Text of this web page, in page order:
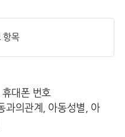
항목
대폰 번호
과의관계, 아동성별, 아